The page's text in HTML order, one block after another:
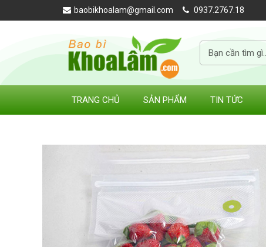
baobikhoalam@gmail.com 0937.2767.18
TRANG CHỦ SẢN PHẨM TIN TỨC